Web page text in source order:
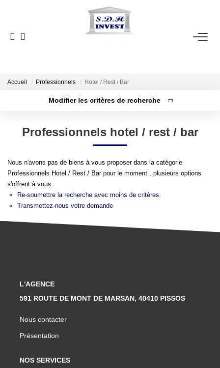
ACCUEIL
NOTRE AGENCE
NOS OUTILS
CONTACT
EN
Accueil Professionnels Hotel / Rest / Bar
Modifier les critères de recherche
Surface min
Créer une alerte
Professionnels hotel / rest / bar
Nous n'avons pas de biens à vous proposer dans la catégorie
Professionnels Hotel / Rest / Bar pour le moment , plusieurs options
s'offrent à vous :
Re-soumettre la recherche avec moins de critères.
Transmettez-nous votre demande
L'AGENCE
591 ROUTE DE MONT DE MARSAN, 40410 PISSOS
Nous contacter
Présentation
NOS SERVICES